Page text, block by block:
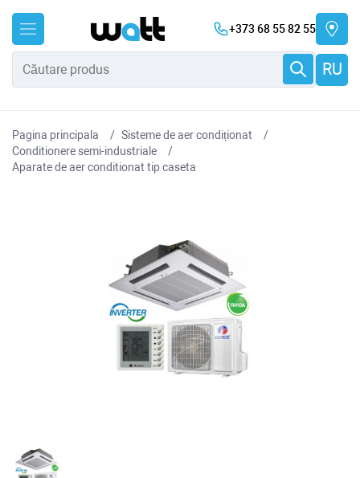
+373 68 55 82 55
RU
Pagina principala
Sisteme de aer condiționat
Conditionere semi-industriale
Aparate de aer conditionat tip caseta